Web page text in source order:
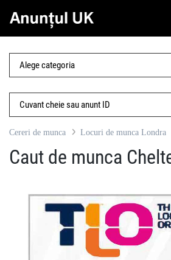
Cereri de munca Locuri de munca Londra
Caut de munca